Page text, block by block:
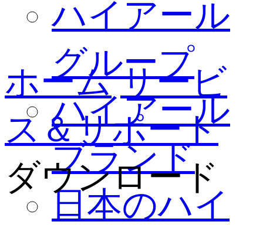
ハイアール
グループ
ハイアール
ブランド
日本のハイ
ホーム サービ
ス＆サポート
ダウンロード